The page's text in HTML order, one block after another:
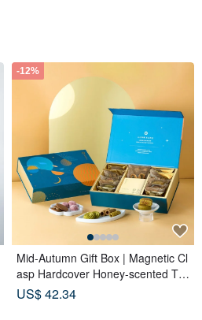
-12%
Mid-Autumn Gift Box | Magnetic Cl
asp Hardcover Honey-scented Te
a Bags x Tea Cakes (18 pcs) - Lun
ar Blue
US$ 42.34